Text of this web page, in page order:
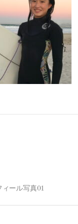
ィール写真01